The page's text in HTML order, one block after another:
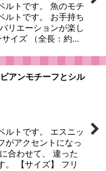
ルトです。 魚のモチ
ルトです。 お手持ち
リエーションが楽し
イズ （全長：約…
アンモチーフとシル
ルトです。 エスニッ
がアクセントになっ
合わせて、 違った
。 【サイズ】 フリ